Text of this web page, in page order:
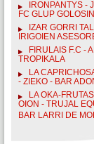
IRONPANTYS -
FC GLUP
IZAR GORRI
IRIGOIEN
FIRULAIS F.C -
TROPIKALA
LA
- ZIEKO - BAR
LA OKA-
OION - TRUJAL
BAR LARRI DE